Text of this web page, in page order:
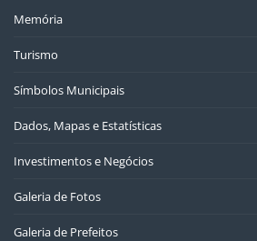
Memória
Turismo
Símbolos Municipais
Dados, Mapas e Estatísticas
Investimentos e Negócios
Galeria de Fotos
Galeria de Prefeitos